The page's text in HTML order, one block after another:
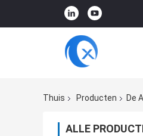
Thuis Producten De
ALLE